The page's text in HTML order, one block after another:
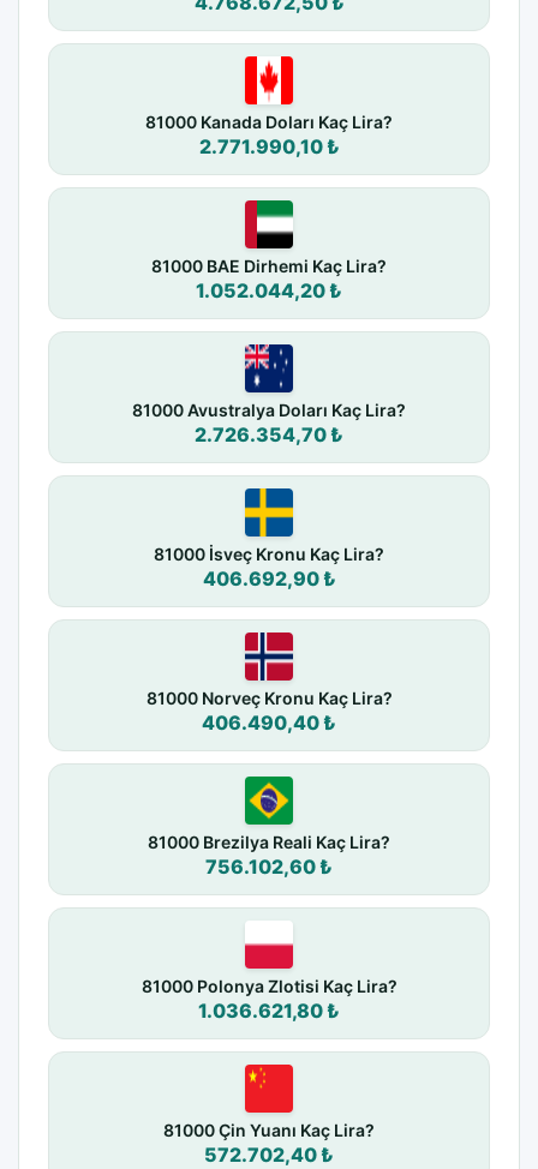
81000 Kanada Doları Kaç Lira?
2.771.990,10 ₺
81000 BAE Dirhemi Kaç Lira?
1.052.044,20 ₺
81000 Avustralya Doları Kaç Lira?
2.726.354,70 ₺
81000 İsveç Kronu Kaç Lira?
406.692,90 ₺
81000 Norveç Kronu Kaç Lira?
406.490,40 ₺
81000 Brezilya Reali Kaç Lira?
756.102,60 ₺
81000 Polonya Zlotisi Kaç Lira?
1.036.621,80 ₺
81000 Çin Yuanı Kaç Lira?
572.702,40 ₺